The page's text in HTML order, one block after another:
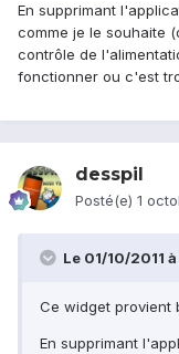
En supprimant
comme je le souhaite
contrôle de
fonctionner ou c'est
desspil
Posté(e) 1
Le 01/10/2011
Ce widget provient
En supprimant